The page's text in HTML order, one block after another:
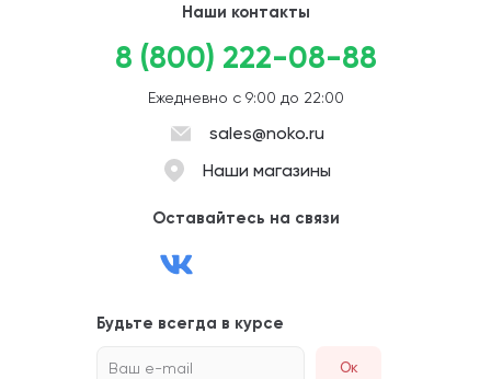
Наши контакты
8 (800) 222-08-88
Ежедневно с 9:00 до 22:00
sales@noko.ru
Наши магазины
Оставайтесь на связи
Будьте всегда в курсе
Ваш e-mail